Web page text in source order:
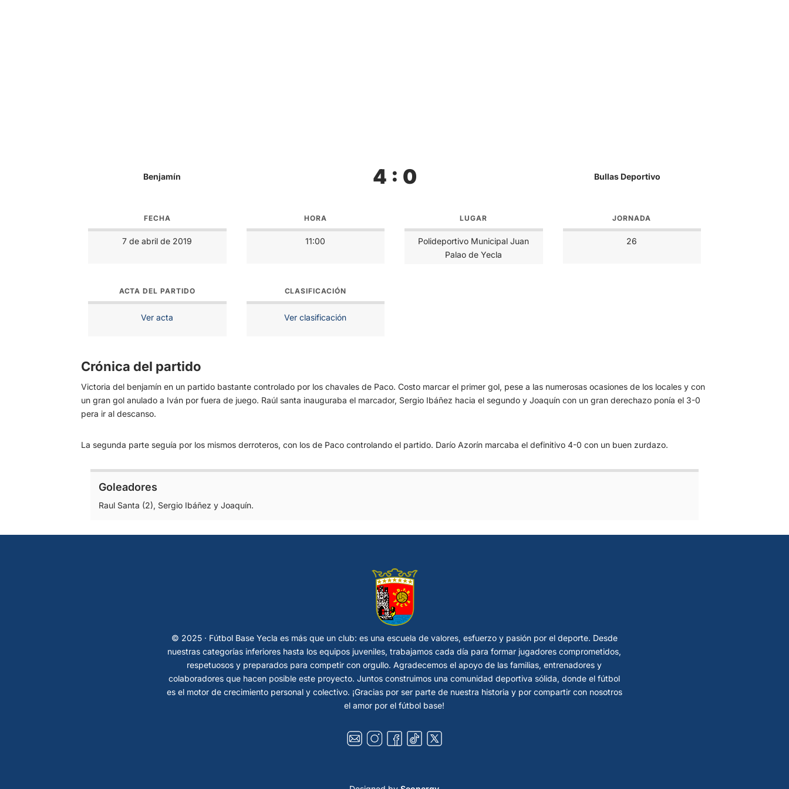
Benjamín 4 : 0 Bullas Deportivo
FECHA
7 de abril de 2019
HORA
11:00
LUGAR
Polideportivo Municipal Juan
Palao de Yecla
JORNADA
26
ACTA DEL PARTIDO
Ver acta
CLASIFICACIÓN
Ver clasificación
Crónica del partido
Victoria del benjamín en un partido bastante controlado por los chavales de Paco. Costo marcar el primer gol, pese a las numerosas ocasiones de los locales y con
un gran gol anulado a Iván por fuera de juego. Raúl santa inauguraba el marcador, Sergio Ibáñez hacia el segundo y Joaquín con un gran derechazo ponía el 3-0
pera ir al descanso.
La segunda parte seguía por los mismos derroteros, con los de Paco controlando el partido. Darío Azorín marcaba el definitivo 4-0 con un buen zurdazo.
Goleadores
Raul Santa (2), Sergio Ibáñez y Joaquín.
© 2025 · Fútbol Base Yecla es más que un club: es una escuela de valores, esfuerzo y pasión por el deporte. Desde
nuestras categorías inferiores hasta los equipos juveniles, trabajamos cada día para formar jugadores comprometidos,
respetuosos y preparados para competir con orgullo. Agradecemos el apoyo de las familias, entrenadores y
colaboradores que hacen posible este proyecto. Juntos construimos una comunidad deportiva sólida, donde el fútbol
es el motor de crecimiento personal y colectivo. ¡Gracias por ser parte de nuestra historia y por compartir con nosotros
el amor por el fútbol base!